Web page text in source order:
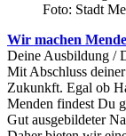
Foto: Stadt
Wir machen
Deine Ausbildung /
Mit Abschluss
Zukunkft. Egal ob
Menden findest Du
Gut ausgebildeter